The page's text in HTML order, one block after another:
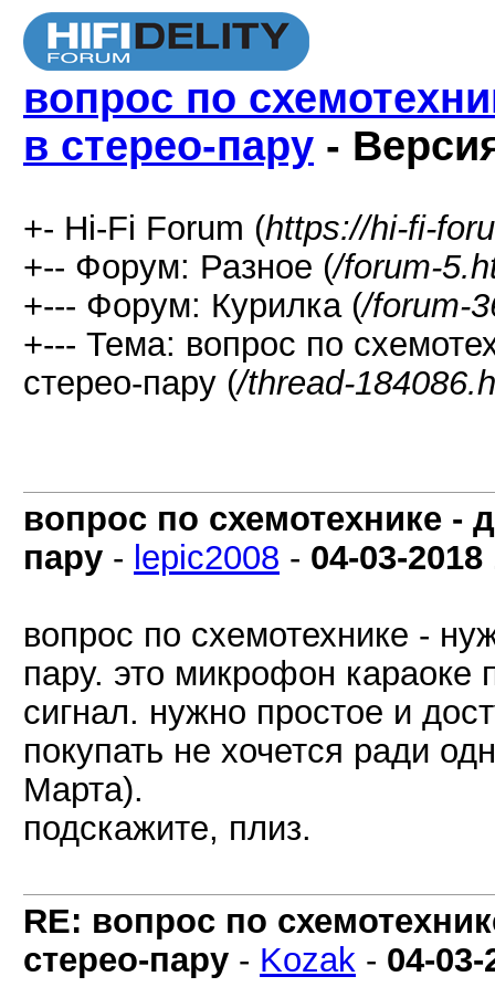
вопрос по
в стерео-пару -
+- Hi-Fi Forum (https://hi-fi-
+-- Форум: Разное (/forum-
+--- Форум: Курилка (/forum-
+--- Тема: вопрос по
стерео-пару (/thread-
вопрос по схемотехнике -
пару - lepic2008 - 04-03-2018
вопрос по схемотехнике -
пару. это микрофон
сигнал. нужно простое и
покупать не хочется ради
Марта).
подскажите, плиз.
RE: вопрос по
стерео-пару - Kozak - 04-03-